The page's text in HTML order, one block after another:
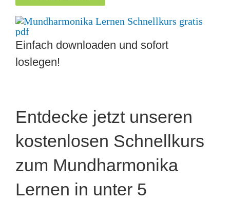
Einfach downloaden und sofort
loslegen!
Entdecke jetzt unseren
kostenlosen Schnellkurs
zum Mundharmonika
Lernen in unter 5